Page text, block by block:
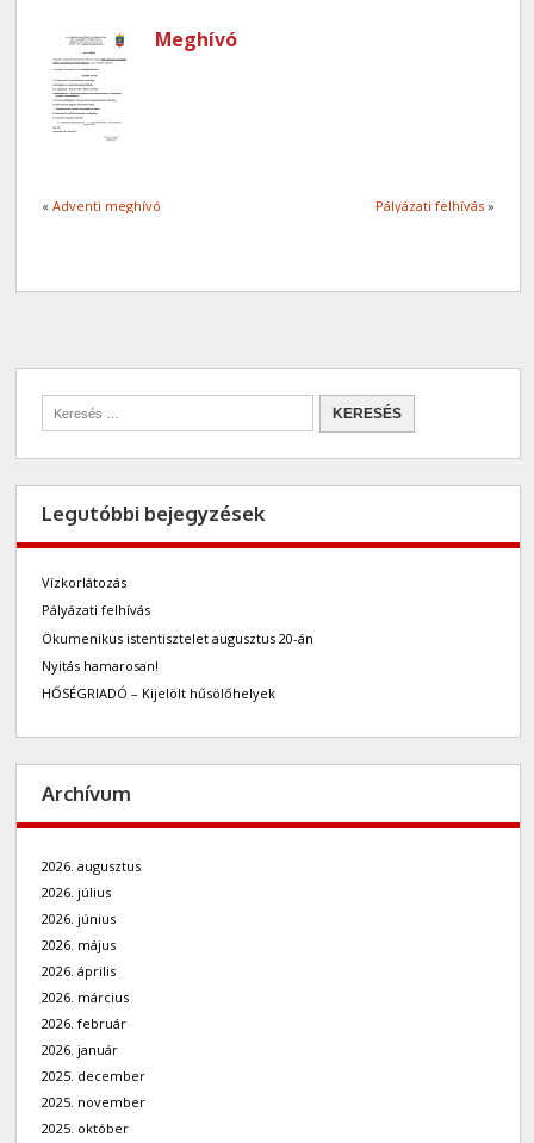
Meghívó
«Adventi meghívó Pályázati felhívás»
Legutóbbi bejegyzések
Vízkorlátozás
Pályázati felhívás
Ökumenikus istentisztelet augusztus 20-án
Nyitás hamarosan!
HŐSÉGRIADÓ – Kijelölt hűsölőhelyek
Archívum
2026. augusztus
2026. július
2026. június
2026. május
2026. április
2026. március
2026. február
2026. január
2025. december
2025. november
2025. október